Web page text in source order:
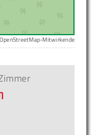
Mitwirkende